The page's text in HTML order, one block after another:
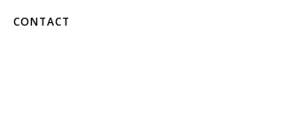
CONTACT